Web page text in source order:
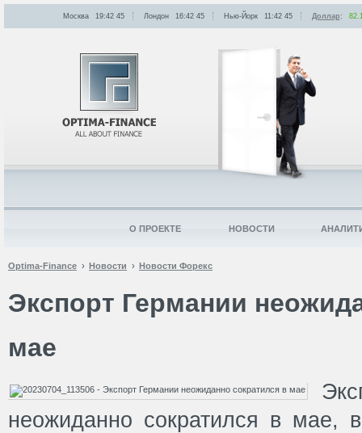
Optima-Finance Новости Новости Форекс
Экспорт Германии
мае
неожиданно сократился в мае,
Москва 19:42: 45 Лондон 16:42: 45 Нью-Йорк 11:42: 45 Доллар:
О ПРОЕКТЕ НОВОСТИ